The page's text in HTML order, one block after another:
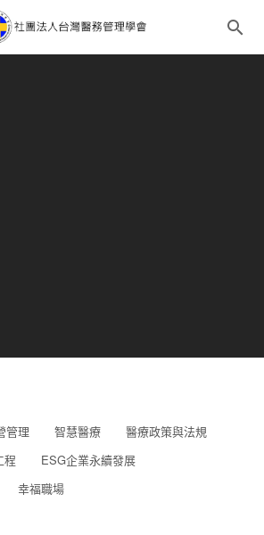
管理 智慧醫療
醫療政策與法規
程
ESG企業永續發展
幸福職場